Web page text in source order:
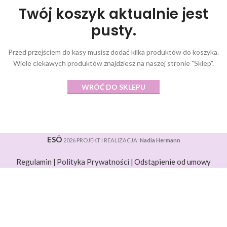
Twój koszyk aktualnie jest
pusty.
Przed przejściem do kasy musisz dodać kilka produktów do koszyka.
Wiele ciekawych produktów znajdziesz na naszej stronie "Sklep".
WRÓĆ DO SKLEPU
ESÔ 2026 PROJEKT I REALIZACJA: Nadia Hermann
Regulamin | Polityka Prywatności | Odstąpienie od umowy